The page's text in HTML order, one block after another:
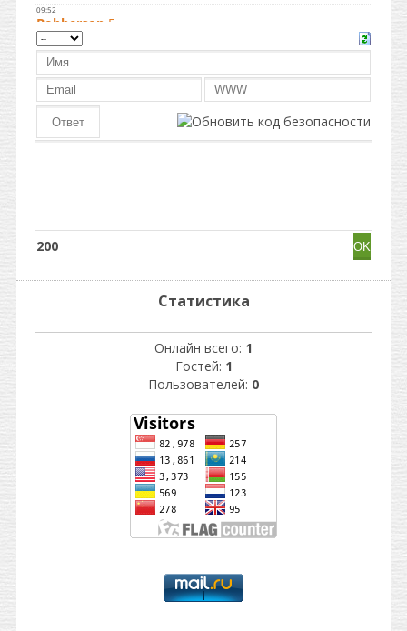
200
Статистика
Онлайн всего: 1
Гостей: 1
Пользователей: 0